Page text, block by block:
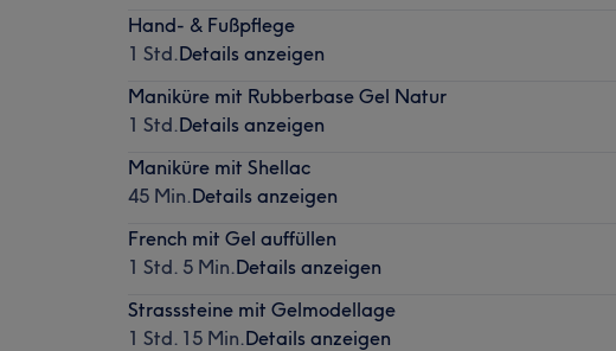
Hand- & Fußpflege
1 Std.Details anzeigen
Maniküre mit Rubberbase Gel Natur
1 Std.Details anzeigen
Maniküre mit Shellac
45 Min.Details anzeigen
French mit Gel auffüllen
1 Std. 5 Min.Details anzeigen
Strasssteine mit Gelmodellage
1 Std. 15 Min.Details anzeigen